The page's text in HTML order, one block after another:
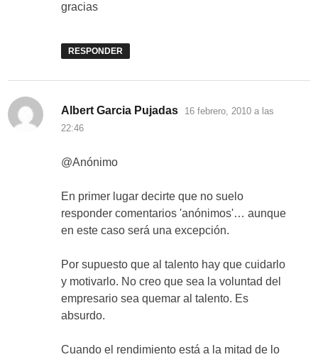
gracias
RESPONDER
Albert Garcia Pujadas dice:
16 febrero, 2010 a las
22:46
@Anónimo
En primer lugar decirte que no suelo
responder comentarios 'anónimos'… aunque
en este caso será una excepción.
Por supuesto que al talento hay que cuidarlo
y motivarlo. No creo que sea la voluntad del
empresario sea quemar al talento. Es
absurdo.
Cuando el rendimiento está a la mitad de lo